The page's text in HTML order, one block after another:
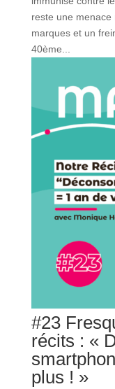
reste une
marques et un
40ème...
#23
récits : «
plus ! »